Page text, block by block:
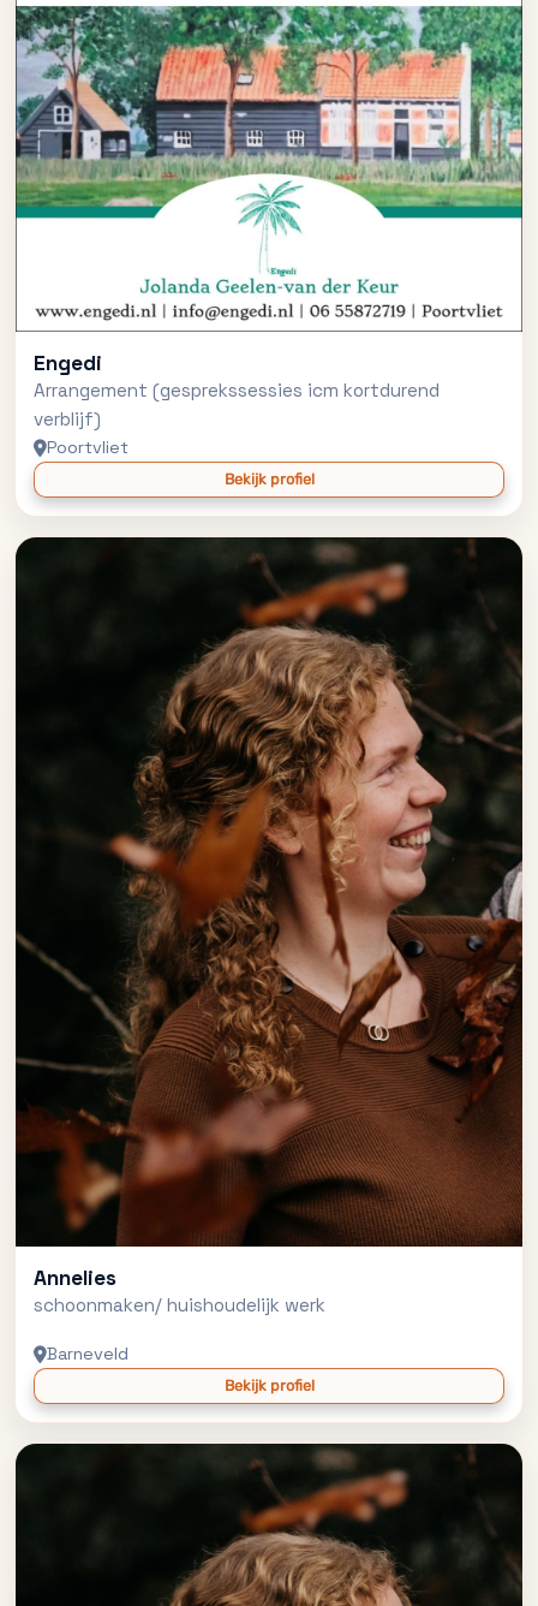
Engedi
Arrangement (gesprekssessies icm kortdurend
verblijf)
Poortvliet
Bekijk profiel
Annelies
schoonmaken/ huishoudelijk werk
Barneveld
Bekijk profiel